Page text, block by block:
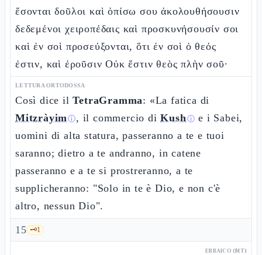
ἔσονται δοῦλοι καὶ ὀπίσω σου ἀκολουθήσουσιν
δεδεμένοι χειροπέδαις καὶ προσκυνήσουσίν σοι
καὶ ἐν σοὶ προσεύξονται, ὅτι ἐν σοὶ ὁ θεός
ἐστιν, καὶ ἐροῦσιν Οὐκ ἔστιν θεὸς πλὴν σοῦ·
LETTURA ORTODOSSA
Così dice ilTetraGramma: «La fatica di
Mitzràyimⓘ, il commercio diKushⓘ e i Sabei,
uomini di alta statura, passeranno a te e tuoi
saranno; dietro a te andranno, in catene
passeranno e a te si prostreranno, a te
supplicheranno: "Solo in te è Dio, e non c'è
altro, nessun Dio".
15 🗝️1
EBRAICO (MT)